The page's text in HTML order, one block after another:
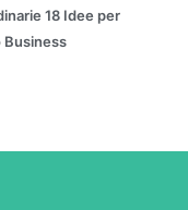
18 Idee per
Business